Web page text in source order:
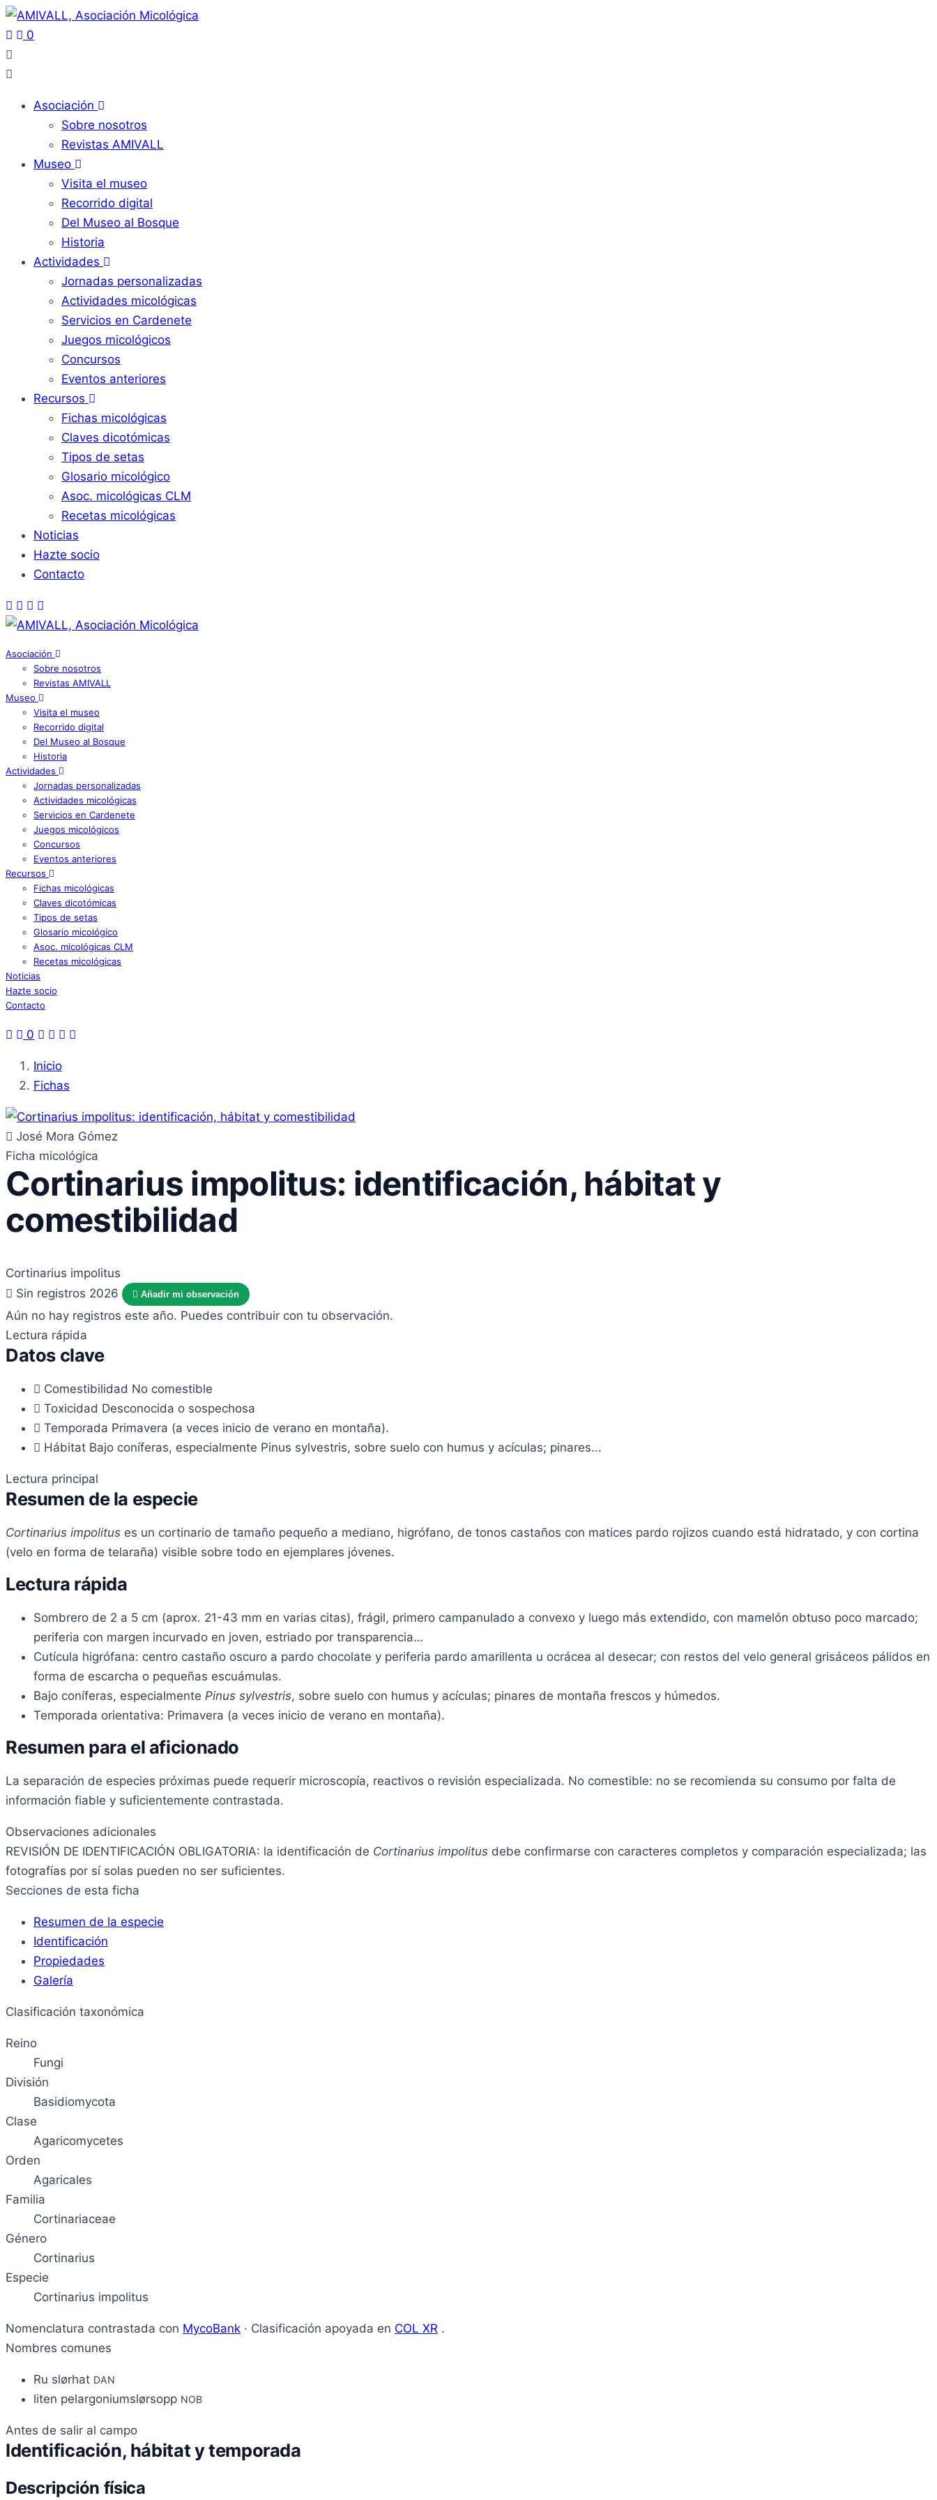
0
Asociación
Sobre nosotros
Revistas AMIVALL
Museo
Visita el museo
Recorrido digital
Del Museo al Bosque
Historia
Actividades
Jornadas personalizadas
Actividades micológicas
Servicios en Cardenete
Juegos micológicos
Concursos
Eventos anteriores
Recursos
Fichas micológicas
Claves dicotómicas
Tipos de setas
Glosario micológico
Asoc. micológicas CLM
Recetas micológicas
Noticias
Hazte socio
Contacto
Asociación
Sobre nosotros
Revistas AMIVALL
Museo
Visita el museo
Recorrido digital
Del Museo al Bosque
Historia
Actividades
Jornadas personalizadas
Actividades micológicas
Servicios en Cardenete
Juegos micológicos
Concursos
Eventos anteriores
Recursos
Fichas micológicas
Claves dicotómicas
Tipos de setas
Glosario micológico
Asoc. micológicas CLM
Recetas micológicas
Noticias
Hazte socio
Contacto
0
Inicio
Fichas
José Mora Gómez
Ficha micológica
Cortinarius impolitus: identificación, hábitat y
comestibilidad
Cortinarius impolitus
Sin registros 2026
Añadir mi observación
Aún no hay registros este año. Puedes contribuir con tu observación.
Lectura rápida
Datos clave
Comestibilidad No comestible
Toxicidad Desconocida o sospechosa
Temporada Primavera (a veces inicio de verano en montaña).
Hábitat Bajo coníferas, especialmente Pinus sylvestris, sobre suelo con humus y acículas; pinares...
Lectura principal
Resumen de la especie
Cortinarius impolitus es un cortinario de tamaño pequeño a mediano, higrófano, de tonos castaños con matices pardo rojizos cuando está hidratado, y con cortina
(velo en forma de telaraña) visible sobre todo en ejemplares jóvenes.
Lectura rápida
Sombrero de 2 a 5 cm (aprox. 21-43 mm en varias citas), frágil, primero campanulado a convexo y luego más extendido, con mamelón obtuso poco marcado;
periferia con margen incurvado en joven, estriado por transparencia…
Cutícula higrófana: centro castaño oscuro a pardo chocolate y periferia pardo amarillenta u ocrácea al desecar; con restos del velo general grisáceos pálidos en
forma de escarcha o pequeñas escuámulas.
Bajo coníferas, especialmente Pinus sylvestris, sobre suelo con humus y acículas; pinares de montaña frescos y húmedos.
Temporada orientativa: Primavera (a veces inicio de verano en montaña).
Resumen para el aficionado
La separación de especies próximas puede requerir microscopía, reactivos o revisión especializada. No comestible: no se recomienda su consumo por falta de
información fiable y suficientemente contrastada.
Observaciones adicionales
REVISIÓN DE IDENTIFICACIÓN OBLIGATORIA: la identificación de Cortinarius impolitus debe confirmarse con caracteres completos y comparación especializada; las
fotografías por sí solas pueden no ser suficientes.
Secciones de esta ficha
Resumen de la especie
Identificación
Propiedades
Galería
Clasificación taxonómica
Reino
Fungi
División
Basidiomycota
Clase
Agaricomycetes
Orden
Agaricales
Familia
Cortinariaceae
Género
Cortinarius
Especie
Cortinarius impolitus
Nomenclatura contrastada con MycoBank · Clasificación apoyada en COL XR .
Nombres comunes
Ru slørhat DAN
liten pelargoniumslørsopp NOB
Antes de salir al campo
Identificación, hábitat y temporada
Descripción física